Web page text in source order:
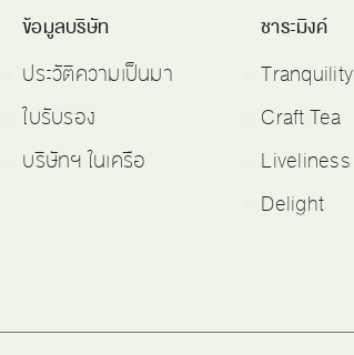
ข้อมูลบริษัท
ประวัติความเป็นมา
ใบรับรอง
บริษัทฯ ในเครือ
ชาระมิงค์
Tranquility
Craft Tea
Liveliness
Delight